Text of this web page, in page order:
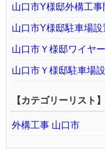
山口市Y様邸外構工
山口市Y様邸駐車場
山口市Ｙ様邸ワイヤ
山口市Ｙ様邸駐車場
【カテゴリーリスト】
外構工事 山口市